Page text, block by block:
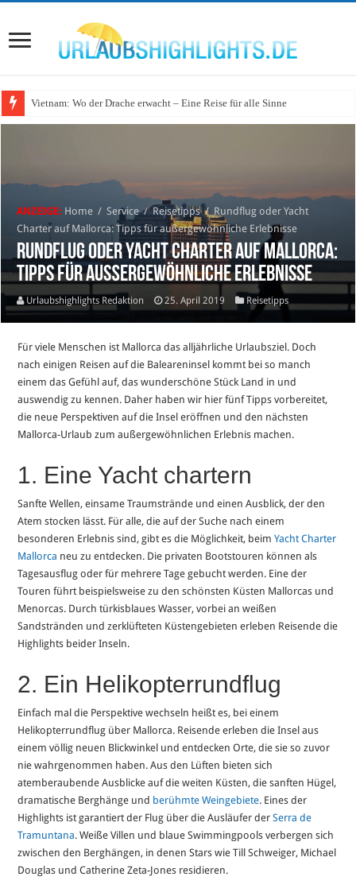
Vietnam: Wo der Drache erwacht – Eine Reise für alle Sinne
ANZEIGE: Home / Service / Reisetipps / Rundflug oder Yacht
Charter auf Mallorca: Tipps für außergewöhnliche Erlebnisse
Rundflug oder Yacht Charter auf Mallorca:
Tipps für außergewöhnliche Erlebnisse
Urlaubshighlights Redaktion 25. April 2019 Reisetipps
Für viele Menschen ist Mallorca das alljährliche Urlaubsziel. Doch
nach einigen Reisen auf die Baleareninsel kommt bei so manch
einem das Gefühl auf, das wunderschöne Stück Land in und
auswendig zu kennen. Daher haben wir hier fünf Tipps vorbereitet,
die neue Perspektiven auf die Insel eröffnen und den nächsten
Mallorca-Urlaub zum außergewöhnlichen Erlebnis machen.
1. Eine Yacht chartern
Sanfte Wellen, einsame Traumstrände und einen Ausblick, der den
Atem stocken lässt. Für alle, die auf der Suche nach einem
besonderen Erlebnis sind, gibt es die Möglichkeit, beimYacht Charter
Mallorca neu zu entdecken. Die privaten Bootstouren können als
Tagesausflug oder für mehrere Tage gebucht werden. Eine der
Touren führt beispielsweise zu den schönsten Küsten Mallorcas und
Menorcas. Durch türkisblaues Wasser, vorbei an weißen
Sandstränden und zerklüfteten Küstengebieten erleben Reisende die
Highlights beider Inseln.
2. Ein Helikopterrundflug
Einfach mal die Perspektive wechseln heißt es, bei einem
Helikopterrundflug über Mallorca. Reisende erleben die Insel aus
einem völlig neuen Blickwinkel und entdecken Orte, die sie so zuvor
nie wahrgenommen haben. Aus den Lüften bieten sich
atemberaubende Ausblicke auf die weiten Küsten, die sanften Hügel,
dramatische Berghänge und berühmte Weingebiete. Eines der
Highlights ist garantiert der Flug über die Ausläufer derSerra de
Tramuntana. Weiße Villen und blaue Swimmingpools verbergen sich
zwischen den Berghängen, in denen Stars wie Till Schweiger, Michael
Douglas und Catherine Zeta-Jones residieren.